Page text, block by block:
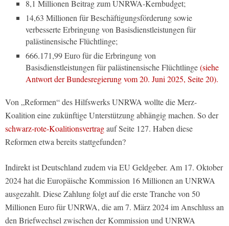
8,1 Millionen Beitrag zum UNRWA-Kernbudget;
14,63 Millionen für Beschäftigungsförderung sowie
verbesserte Erbringung von Basisdienstleistungen für
palästinensische Flüchtlinge;
666.171,99 Euro für die Erbringung von
Basisdienstleistungen für palästinensische Flüchtlinge(siehe
Antwort der Bundesregierung vom 20. Juni 2025, Seite 20).
Von „Reformen“ des Hilfswerks UNRWA wollte die Merz-
Koalition eine zukünftige Unterstützung abhängig machen. So der
schwarz-rote-Koalitionsvertragauf Seite 127. Haben diese
Reformen etwa bereits stattgefunden?
Indirekt ist Deutschland zudem via EU Geldgeber. Am 17. Oktober
2024 hat die Europäische Kommission 16 Millionen an UNRWA
ausgezahlt. Diese Zahlung folgt auf die erste Tranche von 50
Millionen Euro für UNRWA, die am 7. März 2024 im Anschluss an
den Briefwechsel zwischen der Kommission und UNRWA